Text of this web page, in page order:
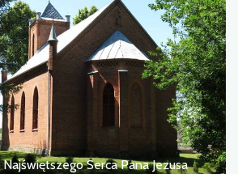
Najświętszego Serca Pana Jezusa